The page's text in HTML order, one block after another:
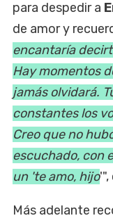
para despedir a
de amor y
encantaría
Hay momentos
jamás olvidará.
constantes los
Creo que no
escuchado, con
un 'te amo, hijo'",
Más adelante